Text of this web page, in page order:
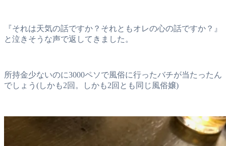
『それは天気の話ですか？それともオレの心の話ですか？』
と泣きそうな声で返してきました。
所持金少ないのに3000ペソで風俗に行ったバチが当たったん
でしょう(しかも2回。しかも2回とも同じ風俗嬢)